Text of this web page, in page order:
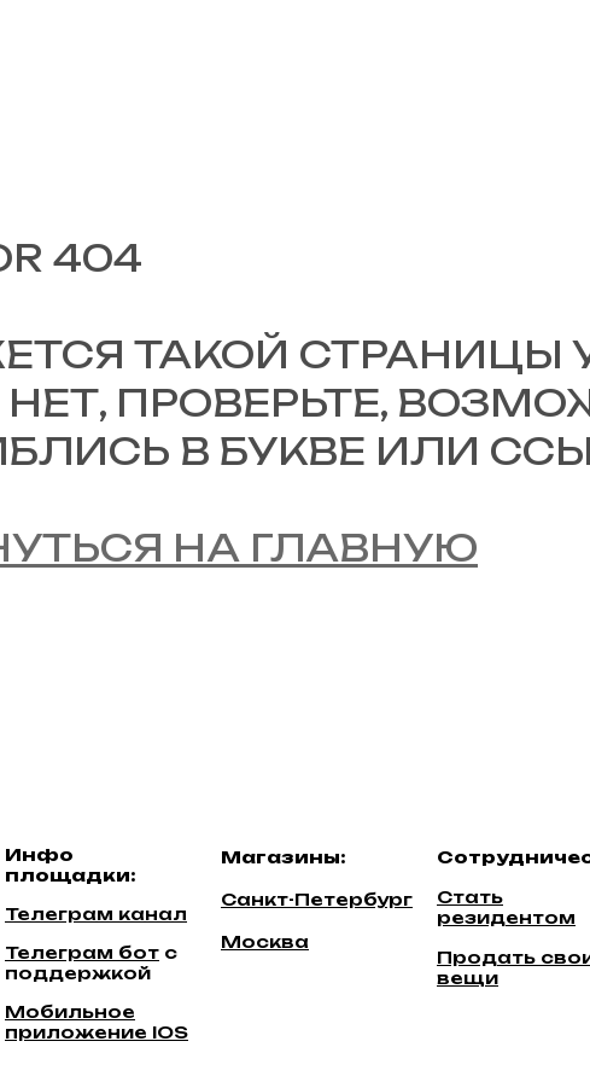
404
ТАКОЙ СТРАНИЦЫ
ПРОВЕРЬТЕ,
В БУКВЕ ИЛИ
НА ГЛАВНУЮ
Инфо
площадки:
Телеграм канал
Телеграм бот c
поддержкой
Мобильное
приложение IOS
Магазины:
Санкт-Петербург
Москва
Стать
резидентом
Продать
вещи